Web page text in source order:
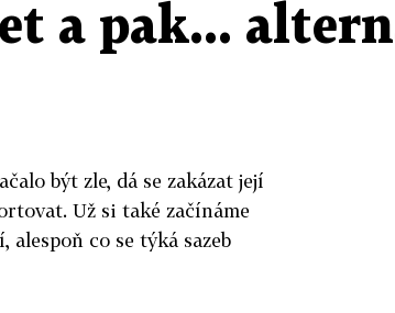
a pak...
být zle, dá se zakázat její
Už si také začínáme
alespoň co se týká sazeb